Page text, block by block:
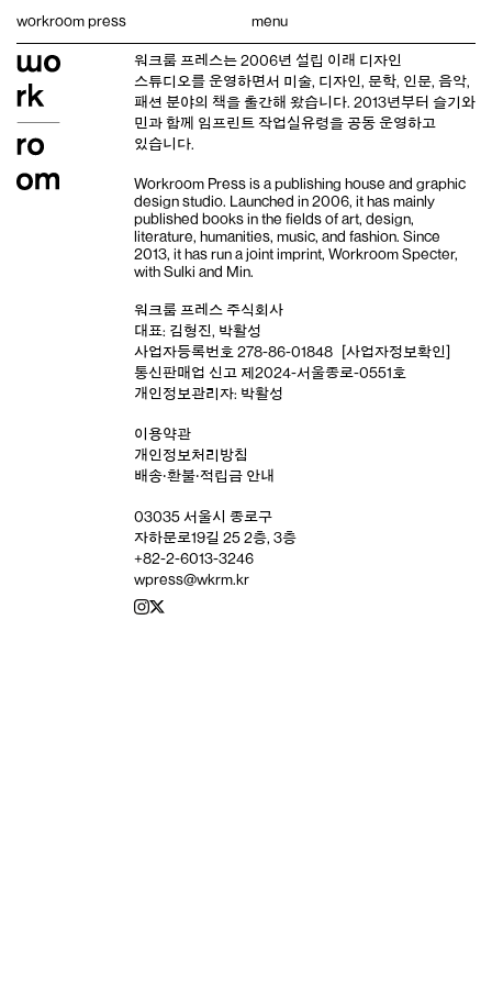
workroom press menu
워크룸 프레스는 2006년 설립 이래 디자인
스튜디오를 운영하면서 미술, 디자인, 문학, 인문, 음악,
패션 분야의 책을 출간해 왔습니다. 2013년부터 슬기와
민과 함께 임프린트 작업실유령을 공동 운영하고
있습니다.
Workroom Press is a publishing house and graphic
design studio. Launched in 2006, it has mainly
published books in the fields of art, design,
literature, humanities, music, and fashion. Since
2013, it has run a joint imprint, Workroom Specter,
with Sulki and Min.
워크룸 프레스 주식회사
대표: 김형진, 박활성
사업자등록번호 278-86-01848
[사업자정보확인]
통신판매업 신고 제2024-서울종로-0551호
개인정보관리자: 박활성
이용약관
개인정보처리방침
배송‧환불‧적립금 안내
03035 서울시 종로구
자하문로19길 25 2층, 3층
+82-2-6013-3246
wpress@wkrm.kr